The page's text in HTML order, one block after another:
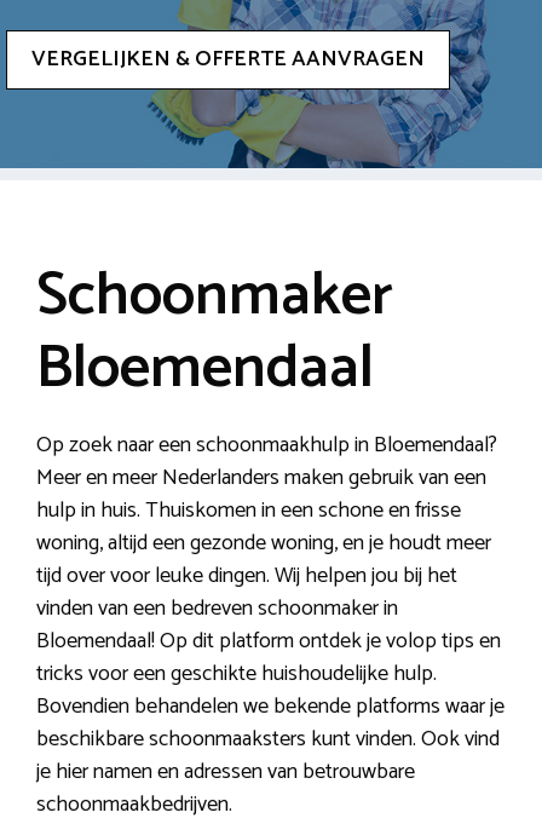
VERGELIJKEN & OFFERTE AANVRAGEN
Schoonmaker
Bloemendaal
Op zoek naar een schoonmaakhulp in Bloemendaal?
Meer en meer Nederlanders maken gebruik van een
hulp in huis. Thuiskomen in een schone en frisse
woning, altijd een gezonde woning, en je houdt meer
tijd over voor leuke dingen. Wij helpen jou bij het
vinden van een bedreven schoonmaker in
Bloemendaal! Op dit platform ontdek je volop tips en
tricks voor een geschikte huishoudelijke hulp.
Bovendien behandelen we bekende platforms waar je
beschikbare schoonmaaksters kunt vinden. Ook vind
je hier namen en adressen van betrouwbare
schoonmaakbedrijven.